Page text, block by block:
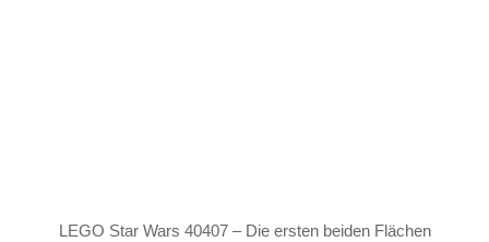
LEGO Star Wars 40407 – Die ersten beiden Flächen